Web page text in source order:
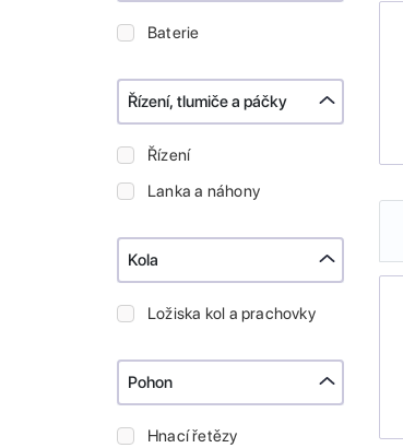
Baterie
Řízení, tlumiče a páčky
Řízení
Lanka a náhony
Kola
Ložiska kol a prachovky
Pohon
Hnací řetězy